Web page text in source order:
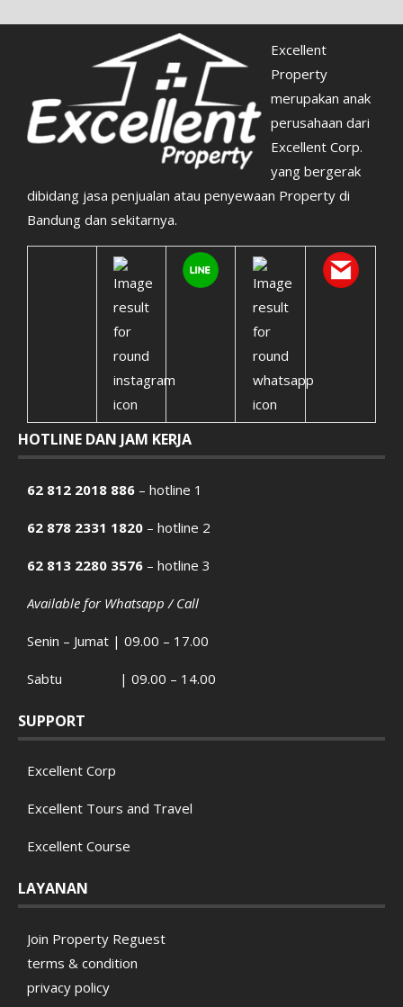
Excellent
Property
merupakan anak
perusahaan dari
Excellent Corp.
yang bergerak
dibidang jasa penjualan atau penyewaan Property di
Bandung dan sekitarnya.
HOTLINE DAN JAM KERJA
62 812 2018 886 – hotline 1
62 878 2331 1820 – hotline 2
62 813 2280 3576 – hotline 3
Available for Whatsapp / Call
Senin – Jumat | 09.00 – 17.00
Sabtu | 09.00 – 14.00
SUPPORT
Excellent Corp
Excellent Tours and Travel
Excellent Course
LAYANAN
Join Property Reguest
terms & condition
privacy policy